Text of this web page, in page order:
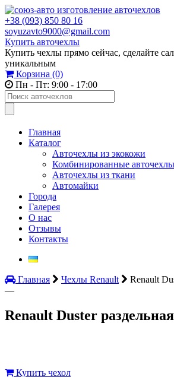
+38 (093) 850 80 16
soyuzavto9000@gmail.com
Купить авточехлы
Купить чехлы прямо сейчас, сделайте
уникальным
Корзина (0)
Пн - Пт: 9:00 - 17:00
Главная
Каталог
Авточехлы из экокожи
Комбинированные авточехлы
Авточехлы из ткани
Автомайки
Города
Галерея
О нас
Отзывы
Контакты
Главная Чехлы Renault
Renault
—
Renault Duster
Купить чехол